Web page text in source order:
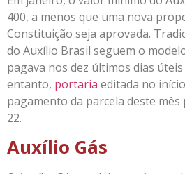
400, a menos que uma nova
Constituição seja aprovada.
do Auxílio Brasil seguem o
pagava nos dez últimos dias
entanto, portaria editada no
pagamento da parcela deste
22.
Auxílio Gás